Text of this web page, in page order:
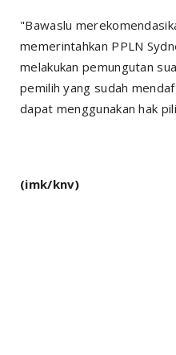
"Bawaslu
memerintahkan PPLN
melakukan pemungutan
pemilih yang sudah
dapat menggunakan hak
(imk/knv)